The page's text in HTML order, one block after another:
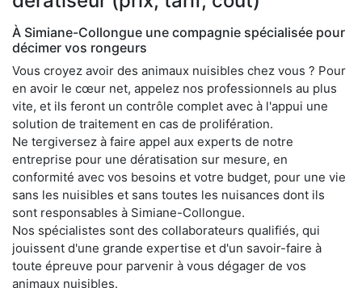
À Simiane-Collongue une compagnie spécialisée pour
décimer vos rongeurs
Vous croyez avoir des animaux nuisibles chez vous ? Pour
en avoir le cœur net, appelez nos professionnels au plus
vite, et ils feront un contrôle complet avec à l'appui une
solution de traitement en cas de prolifération.
Ne tergiversez à faire appel aux experts de notre
entreprise pour une dératisation sur mesure, en
conformité avec vos besoins et votre budget, pour une vie
sans les nuisibles et sans toutes les nuisances dont ils
sont responsables à Simiane-Collongue.
Nos spécialistes sont des collaborateurs qualifiés, qui
jouissent d'une grande expertise et d'un savoir-faire à
toute épreuve pour parvenir à vous dégager de vos
animaux nuisibles.